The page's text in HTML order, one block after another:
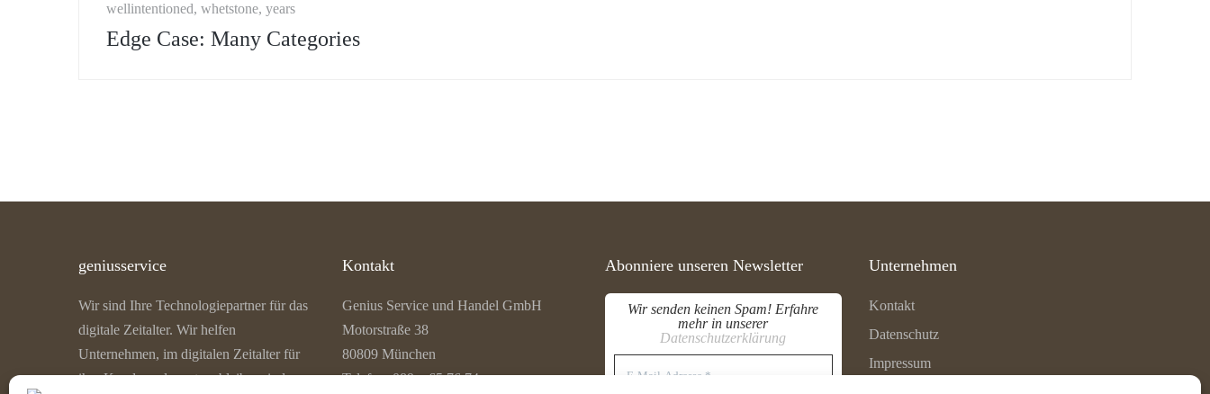
wellintentioned, whetstone, years
Edge Case: Many Categories
geniusservice
Wir sind Ihre Technologiepartner für das
digitale Zeitalter. Wir helfen
Unternehmen, im digitalen Zeitalter für
ihre Kunden relevant zu bleiben, indem
Kontakt
Genius Service und Handel GmbH
Motorstraße 38
80809 München
Telefon: 089 – 65 76 74
Abonniere unseren Newsletter
Wir senden keinen Spam! Erfahre
mehr in unserer
Datenschutzerklärung
Unternehmen
Kontakt
Datenschutz
Impressum